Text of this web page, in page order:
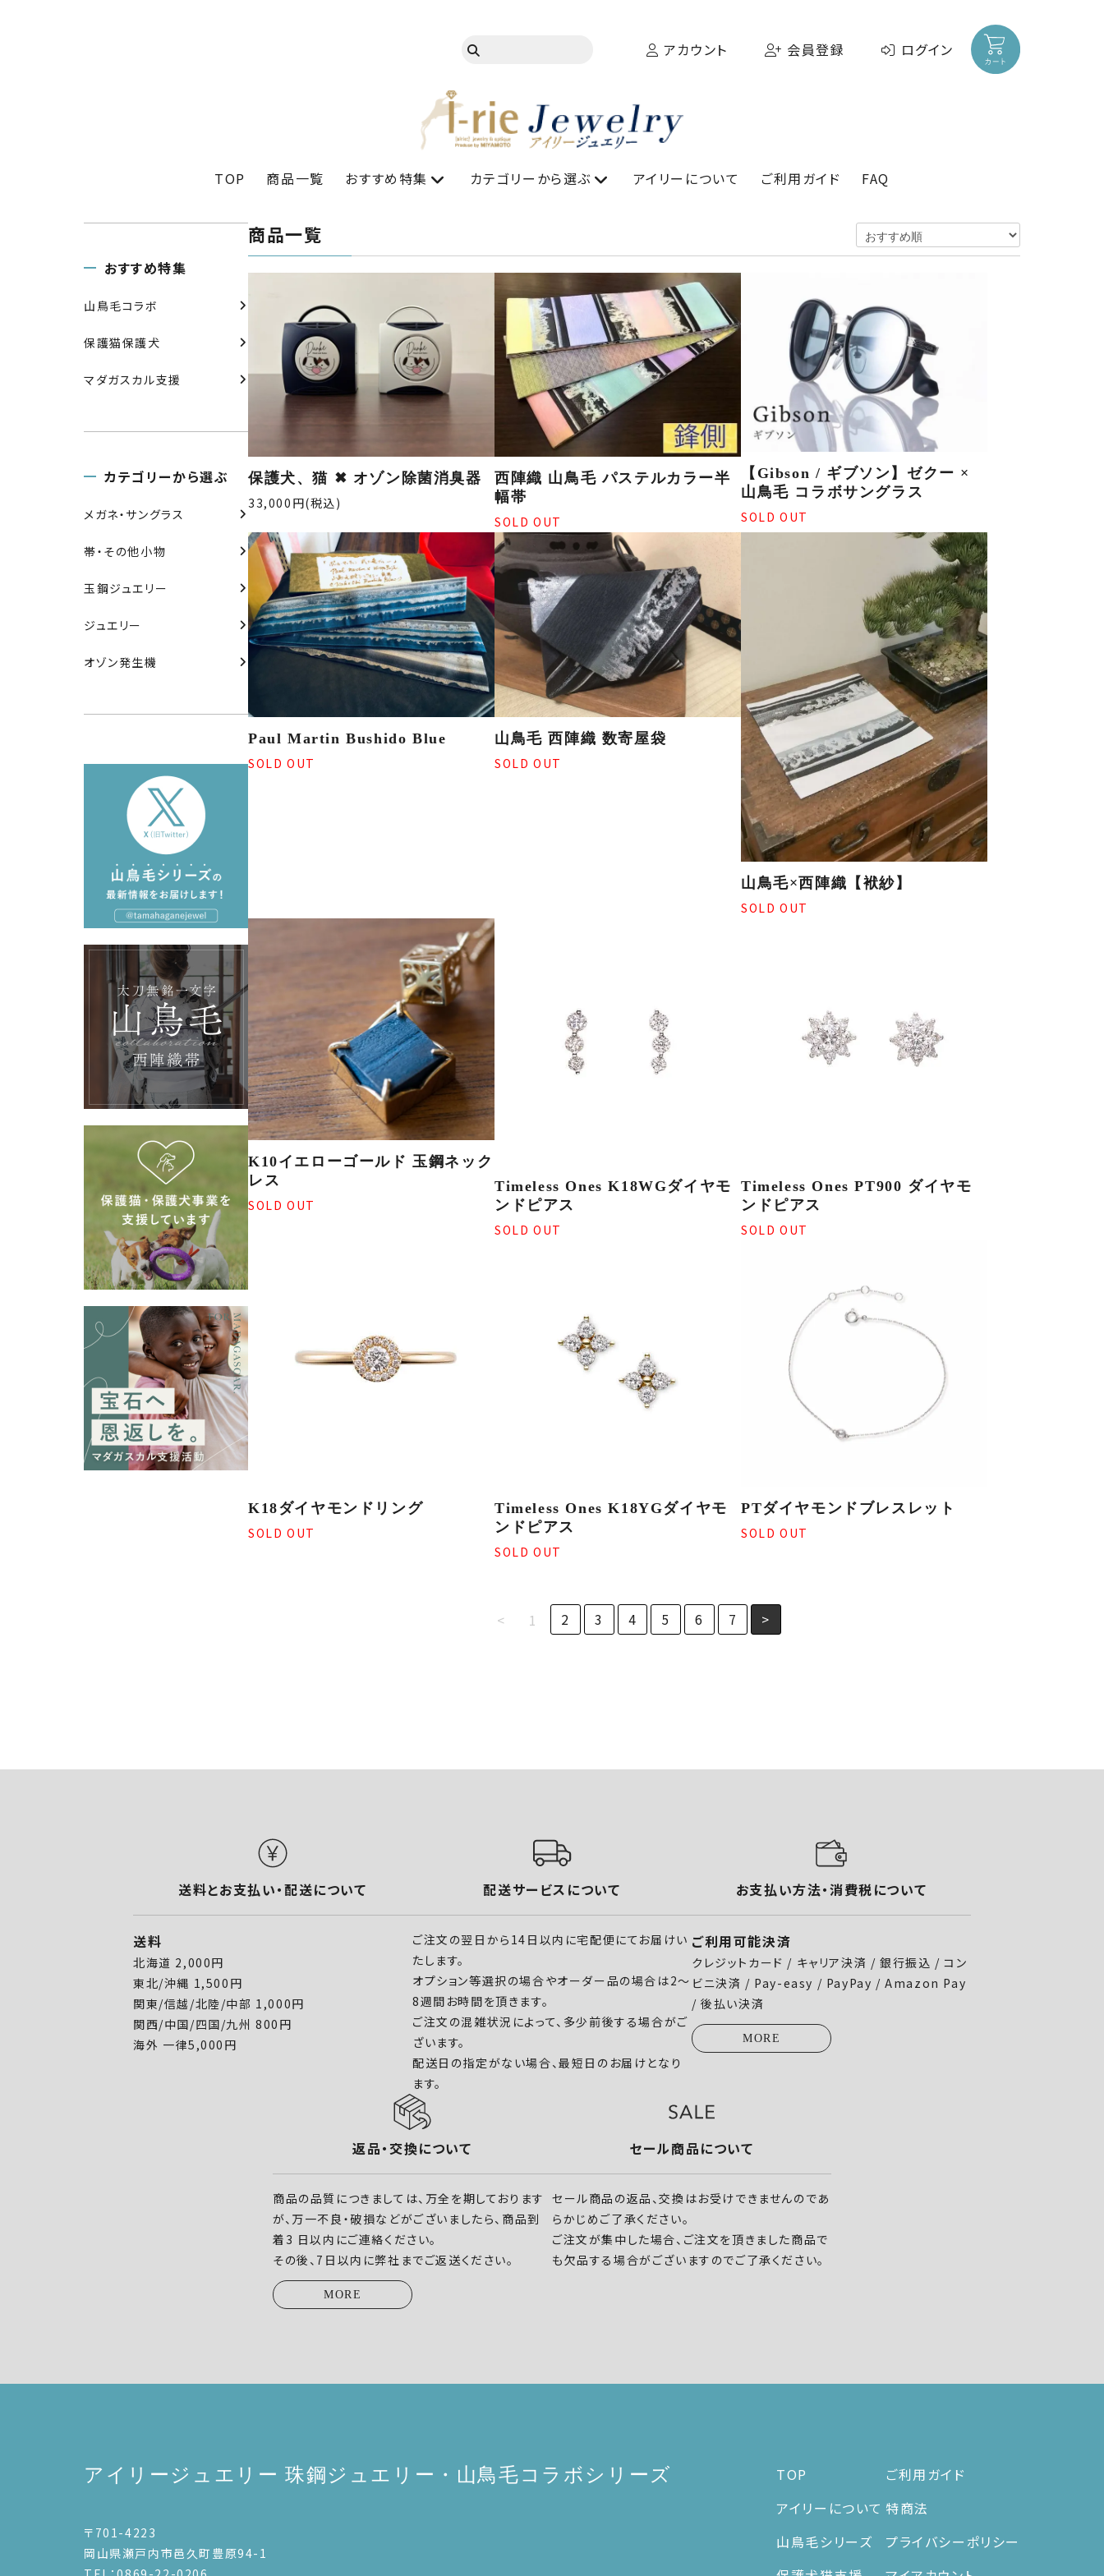
アカウント 会員登録 ログイン
TOP 商品一覧 おすすめ特集 カテゴリーから選ぶ アイリーについて ご利用ガイド FAQ
おすすめ特集
山鳥毛コラボ
保護猫保護犬
マダガスカル支援
カテゴリーから選ぶ
メガネ・サングラス
帯・その他小物
玉鋼ジュエリー
ジュエリー
オゾン発生機
商品一覧
保護犬、猫 ✖︎ オゾン除菌消臭器
33,000円(税込)
西陣織 山鳥毛 パステルカラー半
幅帯
SOLD OUT
【Gibson / ギブソン】ゼクー ×
山鳥毛 コラボサングラス
SOLD OUT
Paul Martin Bushido Blue
SOLD OUT
山鳥毛 西陣織 数寄屋袋
SOLD OUT
山鳥毛×西陣織【袱紗】
SOLD OUT
K10イエローゴールド 玉鋼ネック
レス
SOLD OUT
Timeless Ones K18WGダイヤモ
ンドピアス
SOLD OUT
Timeless Ones PT900 ダイヤモ
ンドピアス
SOLD OUT
K18ダイヤモンドリング
SOLD OUT
Timeless Ones K18YGダイヤモ
ンドピアス
SOLD OUT
PTダイヤモンドブレスレット
SOLD OUT
< 1 2 3 4 5 6 7 >
送料とお支払い・配送について
送料
北海道 2,000円
東北/沖縄 1,500円
関東/信越/北陸/中部 1,000円
関西/中国/四国/九州 800円
海外 一律5,000円
配送サービスについて
ご注文の翌日から14日以内に宅配便にてお届けい
たします。
オプション等選択の場合やオーダー品の場合は2～
8週間お時間を頂きます。
ご注文の混雑状況によって、多少前後する場合がご
ざいます。
配送日の指定がない場合、最短日のお届けとなり
ます。
お支払い方法・消費税について
ご利用可能決済
クレジットカード / キャリア決済 / 銀行振込 / コン
ビニ決済 / Pay-easy / PayPay / Amazon Pay
/ 後払い決済
MORE
返品・交換について
商品の品質につきましては、万全を期しております
が、万一不良・破損などがございましたら、商品到
着3 日以内にご連絡ください。
その後、7日以内に弊社までご返送ください。
MORE
セール商品について
セール商品の返品、交換はお受けできませんのであ
らかじめご了承ください。
ご注文が集中した場合、ご注文を頂きました商品で
も欠品する場合がございますのでご了承ください。
アイリージュエリー 珠鋼ジュエリー・山鳥毛コラボシリーズ
〒701-4223
岡山県瀬戸内市邑久町豊原94-1
TOP
アイリーについて
山鳥毛シリーズ
ご利用ガイド
特商法
プライバシーポリシー